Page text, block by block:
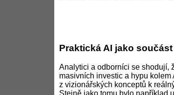
Praktická AI jako
Analytici a odborníci se shodují,
masivních investic a hypu
z vizionářských konceptů k
Stejně jako tomu bylo například